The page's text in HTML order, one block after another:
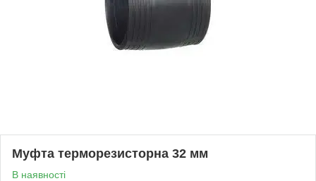
Муфта терморезисторна 32 мм
В наявності